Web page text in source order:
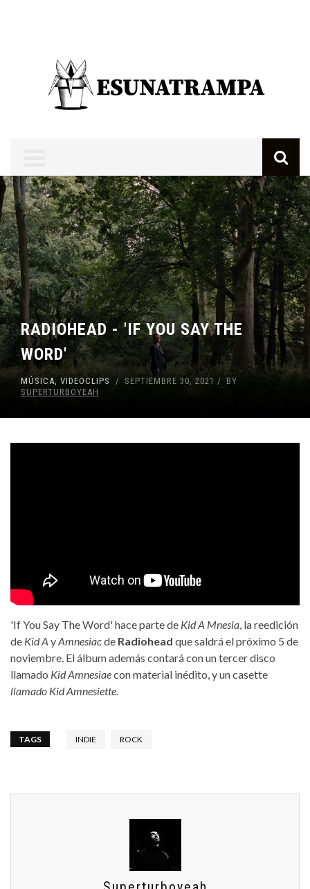
RADIOHEAD - 'IF YOU SAY THE
WORD'
MÚSICA VIDEOCLIPS SEPTIEMBRE 30, 2021
BY
SUPERTURBOYEAH
'If You Say The Word' hace parte de Kid A Mnesia, la reedición
de Kid A yAmnesiacde Radiohead que saldrá el próximo 5 de
noviembre. El álbum además contará con un tercer disco
llamado Kid Amnesiaecon material inédito, y un casette
llamado Kid Amnesiette.
TAGS INDIE ROCK